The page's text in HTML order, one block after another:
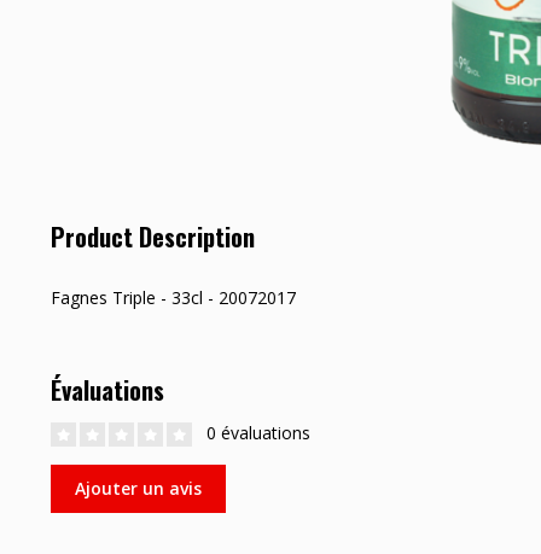
Product Description
Fagnes Triple - 33cl - 20072017
Évaluations
0 évaluations
Ajouter un avis